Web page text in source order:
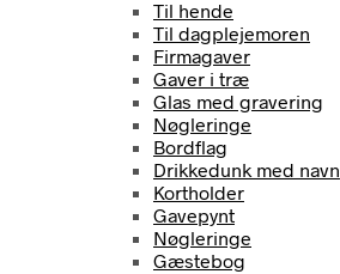
Til hende
Til dagplejemoren
Firmagaver
Gaver i træ
Glas med gravering
Nøgleringe
Bordflag
Drikkedunk med navn
Kortholder
Gavepynt
Nøgleringe
Gæstebog